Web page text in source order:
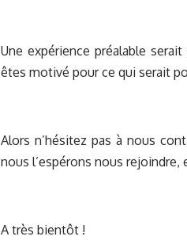
Une expérience préalable
êtes motivé pour ce qui serait
Alors n’hésitez pas à nous
nous l’espérons nous rejoindre,
A très bientôt !